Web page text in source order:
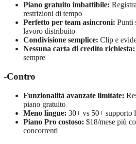
Piano gratuito imbattibile:
restrizioni di tempo
Perfetto per team asincroni: Punti
lavoro distribuito
Condivisione semplice: Clip e
Nessuna carta di credito richiesta:
sempre
-Contro
Funzionalità avanzate limitate:
piano gratuito
Meno lingue: 30+ vs 50+ supporto
Piano Pro costoso: $18/mese più
concorrenti